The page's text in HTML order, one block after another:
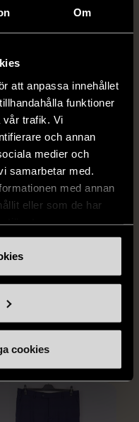
Om
att anpassa innehållet
funktioner
vår trafik. Vi
och annan
medier och
samarbetar med.
med annan
eller som de har
cookies
skjorta turkos
(50) Gott skick
kr
TEESHOPPEN
kostym
(54) Nytt skick